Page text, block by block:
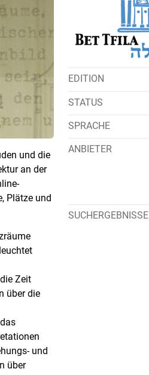
und die
an der
Plätze und
Zeit
über die
und
über
EDITION
STATUS
SPRACHE
ANBIETER
SUCHERGEBNISSE